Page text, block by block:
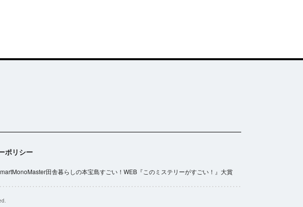
ポリシー
MonoMaster田舎暮らしの本宝島すごい！WEB 『このミステリーがすごい！』大賞